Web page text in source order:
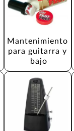
Mantenimiento
para guitarra y
bajo